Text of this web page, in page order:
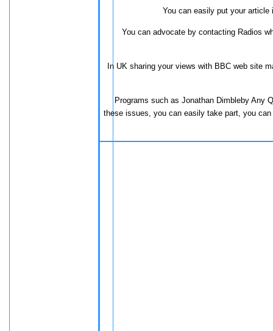
You can easily put your article
You can advocate by contacting Radios
In UK sharing your views with BBC web site
Programs such as Jonathan Dimbleby Any
these issues, you can easily take part, you